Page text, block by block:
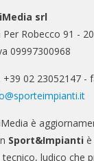
srl
Per Robecco 91 -
09997300968
+39 02 23052147 -
è
Sport&Impianti
tecnico, ludico che